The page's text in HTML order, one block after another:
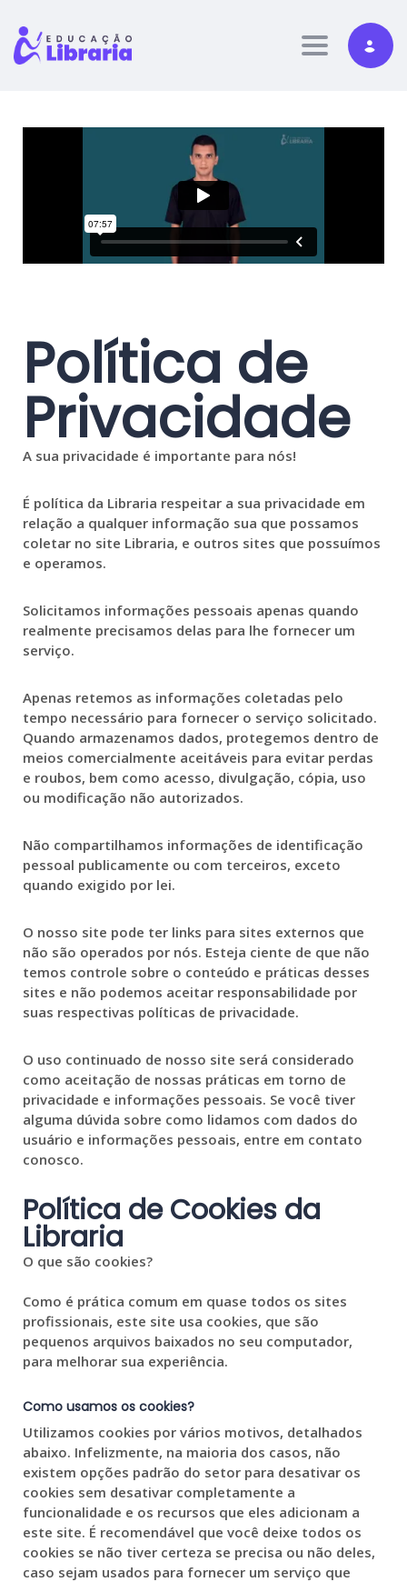
Toggle
Política de
Privacidade
A sua privacidade é importante para nós!
É política da Libraria respeitar a sua privacidade em
relação a qualquer informação sua que possamos
coletar no site Libraria, e outros sites que possuímos
e operamos.
Solicitamos informações pessoais apenas quando
realmente precisamos delas para lhe fornecer um
serviço.
Apenas retemos as informações coletadas pelo
tempo necessário para fornecer o serviço solicitado.
Quando armazenamos dados, protegemos dentro de
meios comercialmente aceitáveis para evitar perdas
e roubos, bem como acesso, divulgação, cópia, uso
ou modificação não autorizados.
Não compartilhamos informações de identificação
pessoal publicamente ou com terceiros, exceto
quando exigido por lei.
O nosso site pode ter links para sites externos que
não são operados por nós. Esteja ciente de que não
temos controle sobre o conteúdo e práticas desses
sites e não podemos aceitar responsabilidade por
suas respectivas políticas de privacidade.
O uso continuado de nosso site será considerado
como aceitação de nossas práticas em torno de
privacidade e informações pessoais. Se você tiver
alguma dúvida sobre como lidamos com dados do
usuário e informações pessoais, entre em contato
conosco.
Política de Cookies da
Libraria
O que são cookies?
Como é prática comum em quase todos os sites
profissionais, este site usa cookies, que são
pequenos arquivos baixados no seu computador,
para melhorar sua experiência.
Como usamos os cookies?
Utilizamos cookies por vários motivos, detalhados
abaixo. Infelizmente, na maioria dos casos, não
existem opções padrão do setor para desativar os
cookies sem desativar completamente a
funcionalidade e os recursos que eles adicionam a
este site. É recomendável que você deixe todos os
cookies se não tiver certeza se precisa ou não deles,
caso sejam usados para fornecer um serviço que